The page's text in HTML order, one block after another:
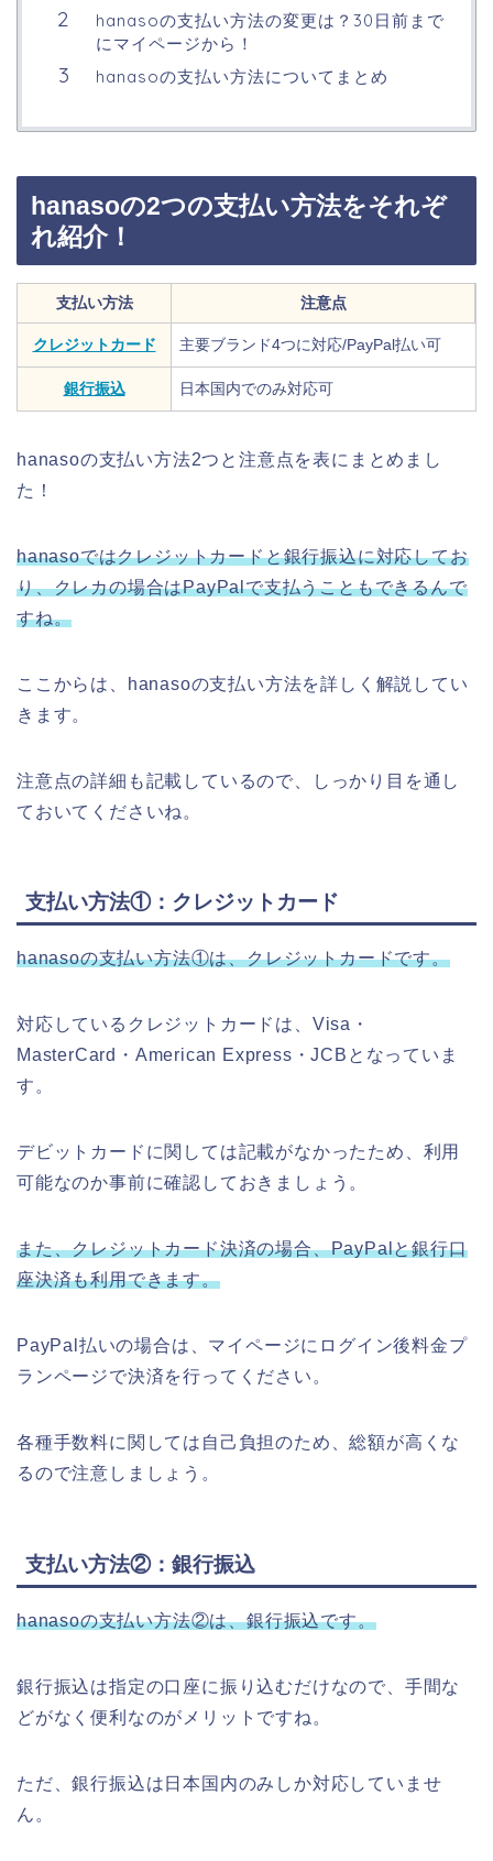
hanasoの支払い方法の変更は？30日前まで
にマイページから！
hanasoの支払い方法についてまとめ
hanasoの2つの支払い方法をそれぞ
れ紹介！
支払い方法 注意点
クレジットカード 主要ブランド4つに対応/PayPal払い可
銀行振込 日本国内でのみ対応可
hanasoの支払い方法2つと注意点を表にまとめまし
た！
hanasoではクレジットカードと銀行振込に対応してお
り、クレカの場合はPayPalで支払うこともできるんで
すね。
ここからは、hanasoの支払い方法を詳しく解説してい
きます。
注意点の詳細も記載しているので、しっかり目を通し
ておいてくださいね。
支払い方法①：クレジットカード
hanasoの支払い方法①は、クレジットカードです。
対応しているクレジットカードは、Visa・
MasterCard・American Express・JCBとなっていま
す。
デビットカードに関しては記載がなかったため、利用
可能なのか事前に確認しておきましょう。
また、クレジットカード決済の場合、PayPalと銀行口
座決済も利用できます。
PayPal払いの場合は、マイページにログイン後料金プ
ランページで決済を行ってください。
各種手数料に関しては自己負担のため、総額が高くな
るので注意しましょう。
支払い方法②：銀行振込
hanasoの支払い方法②は、銀行振込です。
銀行振込は指定の口座に振り込むだけなので、手間な
どがなく便利なのがメリットですね。
ただ、銀行振込は日本国内のみしか対応していませ
ん。